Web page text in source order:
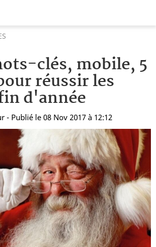
clés, mobile, 5
réussir les
d'année
- Publié le 08 Nov 2017 à 12:12